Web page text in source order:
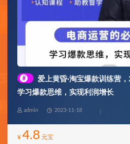
#
爱上黄昏·淘宝爆款训练营
学习爆款思维，实现利润增长
admin 2023-11-18
¥ 4.8 元宝